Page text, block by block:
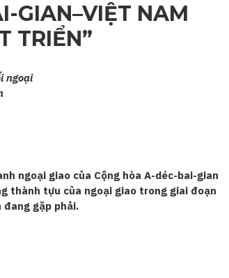
GIAN–VIỆT NAM
TRIỂN”
ngoại
ngoại giao của Cộng hòa A-déc-bai-gian
thành tựu của ngoại giao trong giai đoạn
gặp phải.